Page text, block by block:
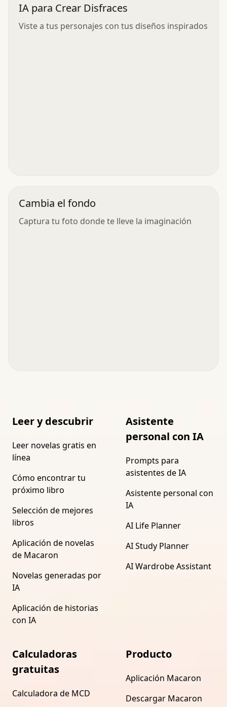
IA para Crear Disfraces
Viste a tus personajes con tus diseños inspirados
Cambia el fondo
Captura tu foto donde te lleve la imaginación
Leer y descubrir
Leer novelas gratis en
línea
Cómo encontrar tu
próximo libro
Selección de mejores
libros
Aplicación de novelas
de Macaron
Novelas generadas por
IA
Aplicación de historias
con IA
Asistente
personal con IA
Prompts para
asistentes de IA
Asistente personal con
IA
AI Life Planner
AI Study Planner
AI Wardrobe Assistant
Calculadoras
gratuitas
Calculadora de MCD
Producto
Aplicación Macaron
Descargar Macaron